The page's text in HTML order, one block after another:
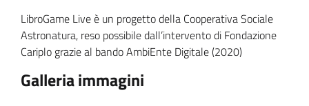
LibroGame Live è un progetto della Cooperativa Sociale
Astronatura, reso possibile dall’intervento di Fondazione
Cariplo grazie al bando AmbiEnte Digitale (2020)
Galleria immagini